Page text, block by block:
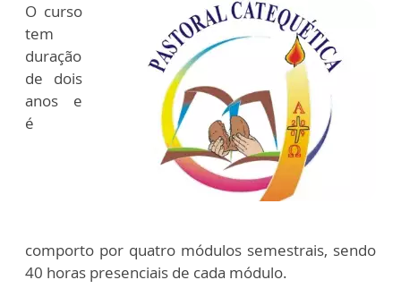
O curso
tem
duração
de dois
anos e
é
comporto por quatro módulos semestrais, sendo
40 horas presenciais de cada módulo.